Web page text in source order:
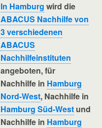
In Hamburg wird die
ABACUS Nachhilfe von
3 verschiedenen
ABACUS
Nachhilfeinstituten
angeboten, für
Nachhilfe in Hamburg
Nord-West, Nachhilfe in
Hamburg Süd-West und
Nachhilfe in Hamburg